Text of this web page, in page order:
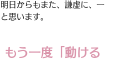
日からもまた、謙虚に、一
思います。
もう一度「動ける